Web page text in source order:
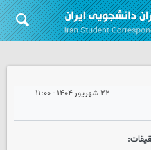
۲۲ شهریور ۱۴۰۴ - ۱۱:۰۰